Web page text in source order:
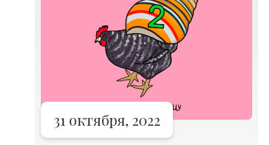
выстраивал исключительно
краткосрочные отношения с
девушками
31 октября, 2022